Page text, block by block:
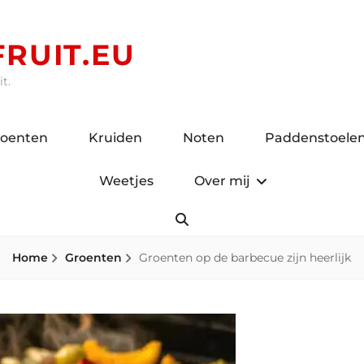
Kruiden Noten
Weetjes Over mij
Home Groenten Groenten op de barbecue zijn heerlijk